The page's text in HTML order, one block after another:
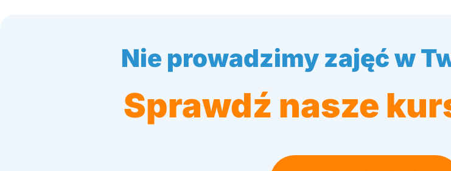
Nie prowadzimy zajęć w
Sprawdź nasze